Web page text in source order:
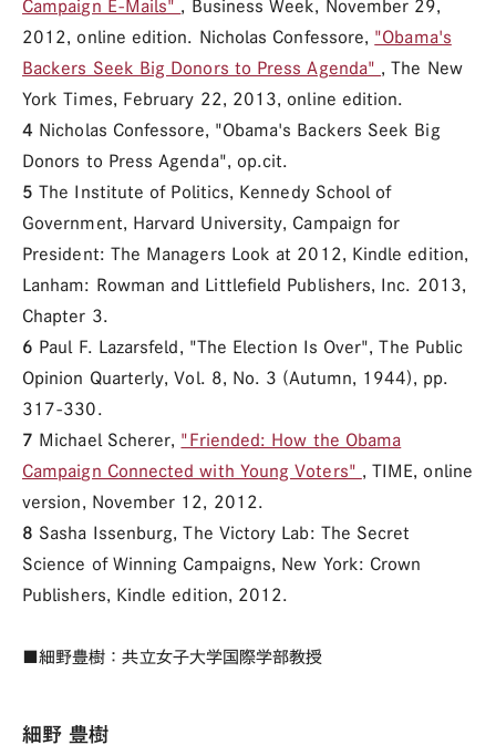
Campaign E-Mails" , Business Week, November 29,
2012, online edition. Nicholas Confessore, "Obama's
Backers Seek Big Donors to Press Agenda" , The New
York Times, February 22, 2013, online edition.
4 Nicholas Confessore, "Obama's Backers Seek Big
Donors to Press Agenda", op.cit.
5The Institute of Politics, Kennedy School of
Government, Harvard University, Campaign for
President: The Managers Look at 2012, Kindle edition,
Lanham: Rowman and Littlefield Publishers, Inc. 2013,
Chapter 3.
6 Paul F. Lazarsfeld, "The Election Is Over", The Public
Opinion Quarterly, Vol. 8, No. 3 (Autumn, 1944), pp.
317-330.
7 Michael Scherer, "Friended: How the Obama
Campaign Connected with Young Voters" , TIME, online
version, November 12, 2012.
8 Sasha Issenburg, The Victory Lab: The Secret
Science of Winning Campaigns, New York: Crown
Publishers, Kindle edition, 2012.
■細野豊樹：共立女子大学国際学部教授
細野 豊樹